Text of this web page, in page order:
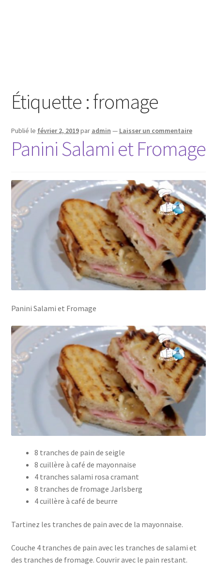
Étiquette :fromage
Publié le février 2, 2019par admin — Laisser un commentaire
Panini Salami et Fromage
Panini Salami et Fromage
8 tranches de pain de seigle
8 cuillère à café de mayonnaise
4 tranches salami rosa cramant
8 tranches de fromage Jarlsberg
4 cuillère à café de beurre
Tartinez les tranches de pain avec de la mayonnaise.
Couche 4 tranches de pain avec les tranches de salami et
des tranches de fromage. Couvrir avec le pain restant.